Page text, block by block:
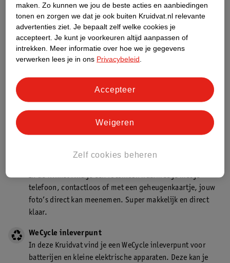
Ook in deze winkel
Kruidvat.nl ophaalpunt
Laat je bestelling snel en gemakkelijk bezorgen in de
Kruidvat is een gecertificeerd drogist. Dit betekent dat je
In de winkel vind je een fotokiosk waarmee je met je
telefoon, contactloos of met een geheugenkaartje, jouw
foto’s direct kan meenemen. Super makkelijk en direct
klaar.
WeCycle inleverpunt
In deze Kruidvat vind je een WeCycle inleverpunt voor
batterijen en kleine elektrische apparaten. Deze kan je
maken. Zo kunnen we jou de beste acties en aanbiedingen
tonen en zorgen we dat je ook buiten Kruidvat.nl relevante
advertenties ziet. Je bepaalt zelf welke cookies je
accepteert. Je kunt je voorkeuren altijd aanpassen of
intrekken.
Meer informatie over hoe we je gegevens
verwerken lees je in ons Privacybeleid
Zelf cookies beheren
Weigeren
Accepteer